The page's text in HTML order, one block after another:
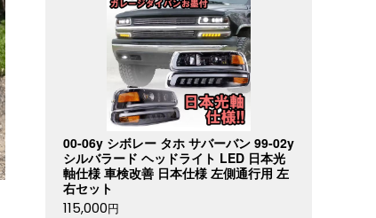
00-06y シボレー タホ サバーバン 99-02y
シルバラード ヘッドライト LED 日本光
軸仕様 車検改善 日本仕様 左側通行用 左
右セット
115,000円